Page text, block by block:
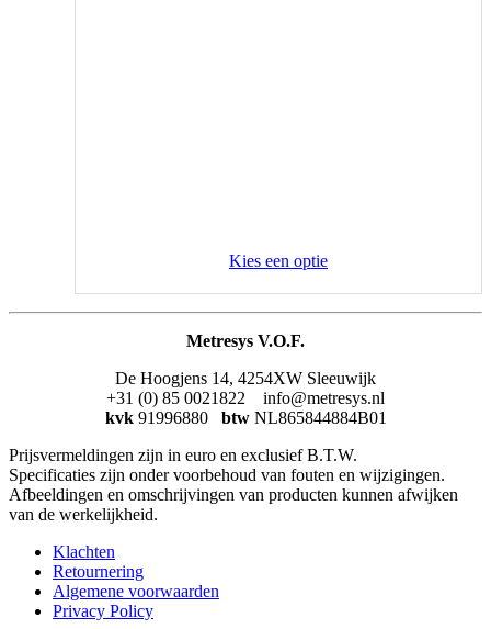
Kies een optie
Metresys V.O.F.
De Hoogjens 14, 4254XW Sleeuwijk
+31 (0) 85 0021822 info@metresys.nl
kvk 91996880 btw NL865844884B01
Prijsvermeldingen zijn in euro en exclusief B.T.W.
Specificaties zijn onder voorbehoud van fouten en wijzigingen.
Afbeeldingen en omschrijvingen van producten kunnen afwijken
van de werkelijkheid.
Klachten
Retournering
Algemene voorwaarden
Privacy Policy